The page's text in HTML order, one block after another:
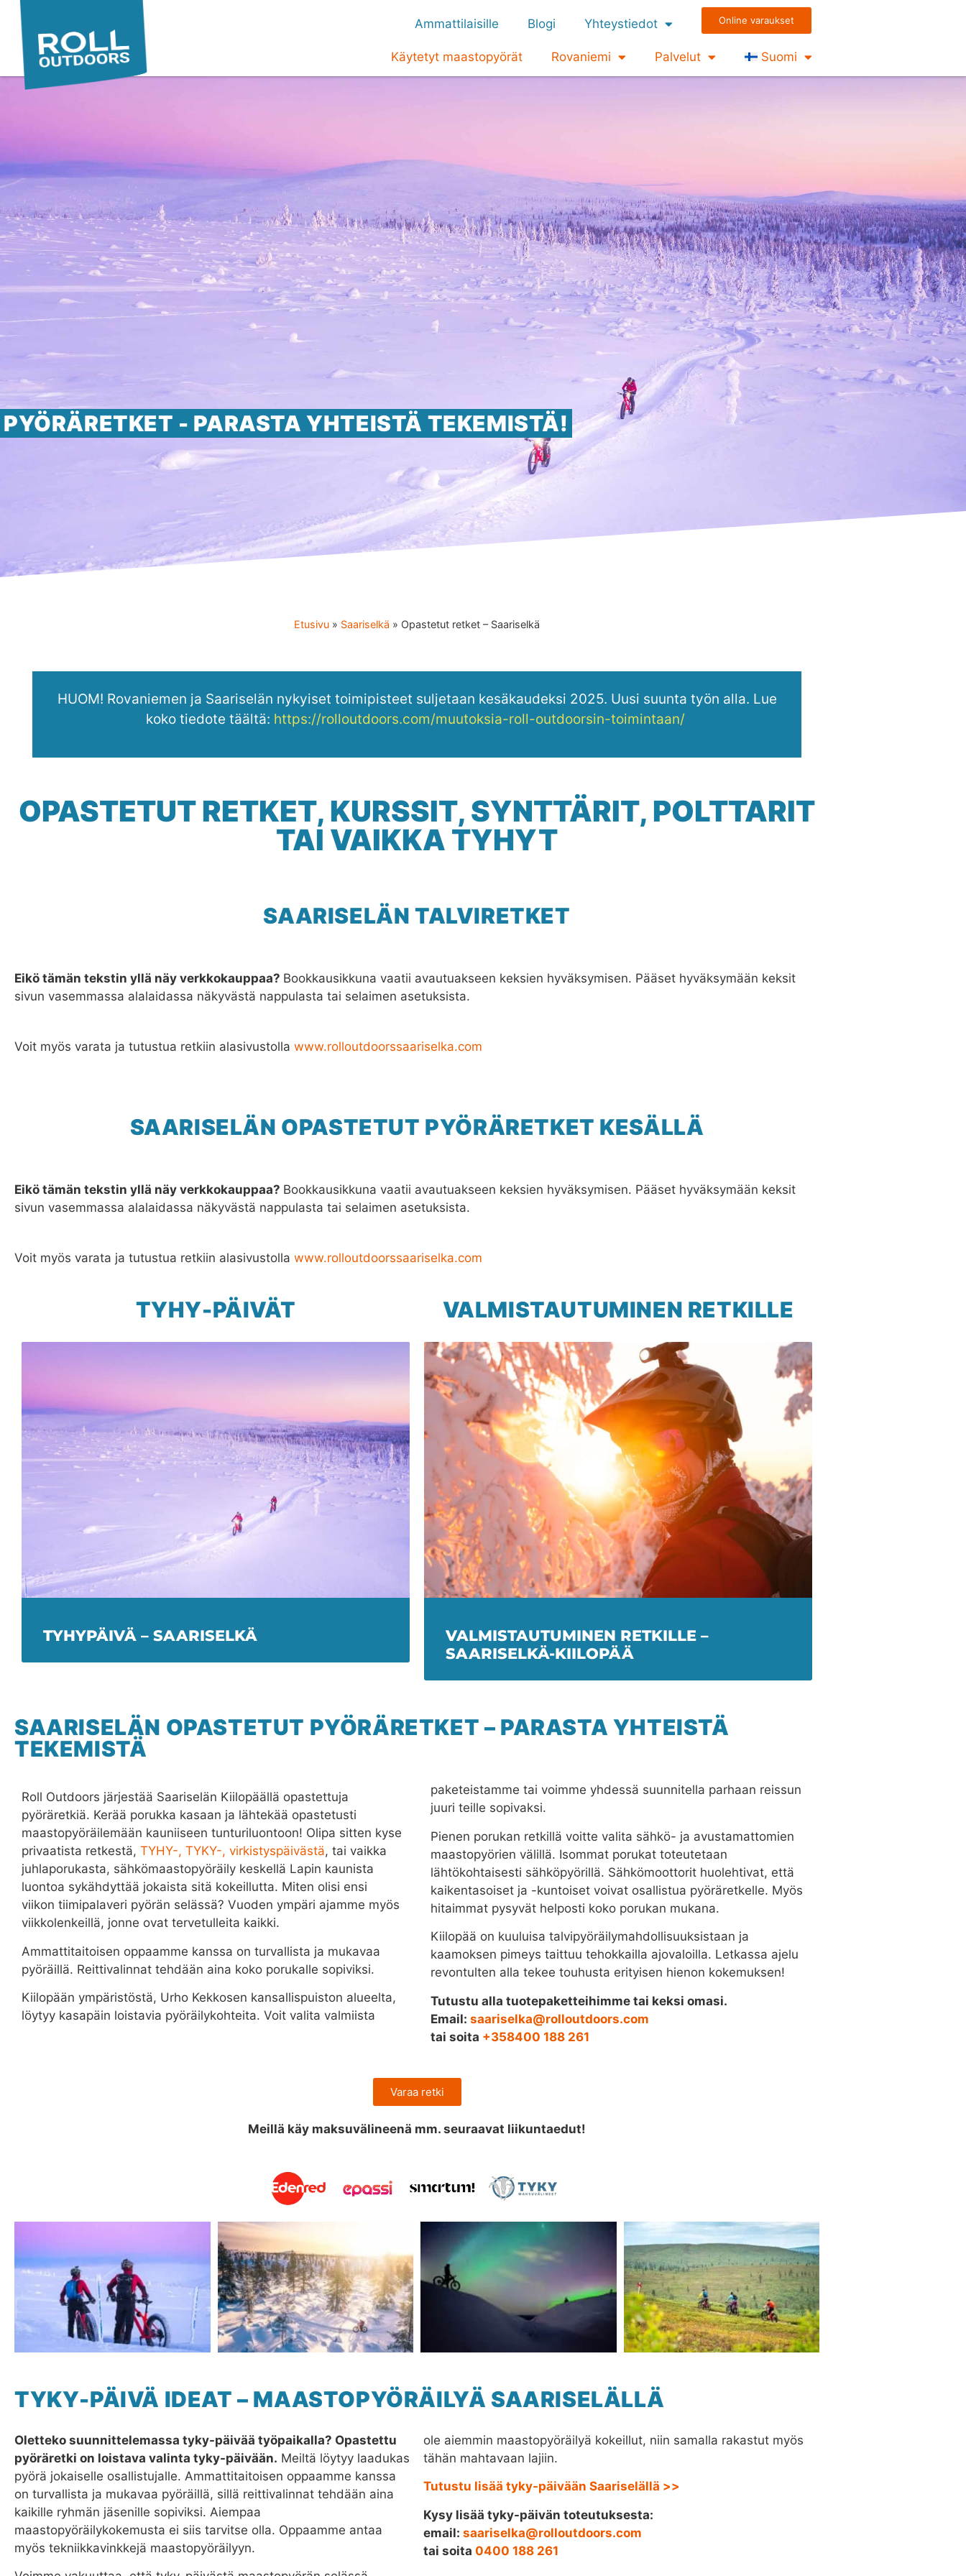
Ammattilaisille Blogi Yhteystiedot Online varaukset
Käytetyt maastopyörät Rovaniemi Palvelut Suomi
PYÖRÄRETKET - PARASTA YHTEISTÄ TEKEMISTÄ!
Etusivu » Saariselkä » Opastetut retket – Saariselkä
HUOM! Rovaniemen ja Saariselän nykyiset toimipisteet suljetaan kesäkaudeksi 2025. Uusi suunta työn alla. Lue
koko tiedote täältä: https://rolloutdoors.com/muutoksia-roll-outdoorsin-toimintaan/
OPASTETUT RETKET, KURSSIT, SYNTTÄRIT, POLTTARIT
TAI VAIKKA TYHYT
SAARISELÄN TALVIRETKET
Eikö tämän tekstin yllä näy verkkokauppaa? Bookkausikkuna vaatii avautuakseen keksien hyväksymisen. Pääset hyväksymään keksit
sivun vasemmassa alalaidassa näkyvästä nappulasta tai selaimen asetuksista.
Voit myös varata ja tutustua retkiin alasivustolla www.rolloutdoorssaariselka.com
SAARISELÄN OPASTETUT PYÖRÄRETKET KESÄLLÄ
Eikö tämän tekstin yllä näy verkkokauppaa? Bookkausikkuna vaatii avautuakseen keksien hyväksymisen. Pääset hyväksymään keksit
sivun vasemmassa alalaidassa näkyvästä nappulasta tai selaimen asetuksista.
Voit myös varata ja tutustua retkiin alasivustolla www.rolloutdoorssaariselka.com
TYHY-PÄIVÄT
TYHYPÄIVÄ – SAARISELKÄ
VALMISTAUTUMINEN RETKILLE
VALMISTAUTUMINEN RETKILLE –
SAARISELKÄ-KIILOPÄÄ
SAARISELÄN OPASTETUT PYÖRÄRETKET – PARASTA YHTEISTÄ
TEKEMISTÄ
Roll Outdoors järjestää Saariselän Kiilopäällä opastettuja
pyöräretkiä. Kerää porukka kasaan ja lähtekää opastetusti
maastopyöräilemään kauniiseen tunturiluontoon! Olipa sitten kyse
privaatista retkestä, TYHY-, TYKY-, virkistyspäivästä, tai vaikka
juhlaporukasta, sähkömaastopyöräily keskellä Lapin kaunista
luontoa sykähdyttää jokaista sitä kokeillutta. Miten olisi ensi
viikon tiimipalaveri pyörän selässä? Vuoden ympäri ajamme myös
viikkolenkeillä, jonne ovat tervetulleita kaikki.
Ammattitaitoisen oppaamme kanssa on turvallista ja mukavaa
pyöräillä. Reittivalinnat tehdään aina koko porukalle sopiviksi.
Kiilopään ympäristöstä, Urho Kekkosen kansallispuiston alueelta,
löytyy kasapäin loistavia pyöräilykohteita. Voit valita valmiista
paketeistamme tai voimme yhdessä suunnitella parhaan reissun
juuri teille sopivaksi.
Pienen porukan retkillä voitte valita sähkö- ja avustamattomien
maastopyörien välillä. Isommat porukat toteutetaan
lähtökohtaisesti sähköpyörillä. Sähkömoottorit huolehtivat, että
kaikentasoiset ja -kuntoiset voivat osallistua pyöräretkelle. Myös
hitaimmat pysyvät helposti koko porukan mukana.
Kiilopää on kuuluisa talvipyöräilymahdollisuuksistaan ja
kaamoksen pimeys taittuu tehokkailla ajovaloilla. Letkassa ajelu
revontulten alla tekee touhusta erityisen hienon kokemuksen!
Tutustu alla tuotepaketteihimme tai keksi omasi.
Email: saariselka@rolloutdoors.com
tai soita +358400 188 261
Varaa retki
Meillä käy maksuvälineenä mm. seuraavat liikuntaedut!
TYKY-PÄIVÄ IDEAT – MAASTOPYÖRÄILYÄ SAARISELÄLLÄ
Oletteko suunnittelemassa tyky-päivää työpaikalla? Opastettu
pyöräretki on loistava valinta tyky-päivään. Meiltä löytyy laadukas
pyörä jokaiselle osallistujalle. Ammattitaitoisen oppaamme kanssa
on turvallista ja mukavaa pyöräillä, sillä reittivalinnat tehdään aina
kaikille ryhmän jäsenille sopiviksi. Aiempaa
maastopyöräilykokemusta ei siis tarvitse olla. Oppaamme antaa
myös tekniikkavinkkejä maastopyöräilyyn.
ole aiemmin maastopyöräilyä kokeillut, niin samalla rakastut myös
tähän mahtavaan lajiin.
Tutustu lisää tyky-päivään Saariselällä >>
Kysy lisää tyky-päivän toteutuksesta:
email: saariselka@rolloutdoors.com
tai soita 0400 188 261